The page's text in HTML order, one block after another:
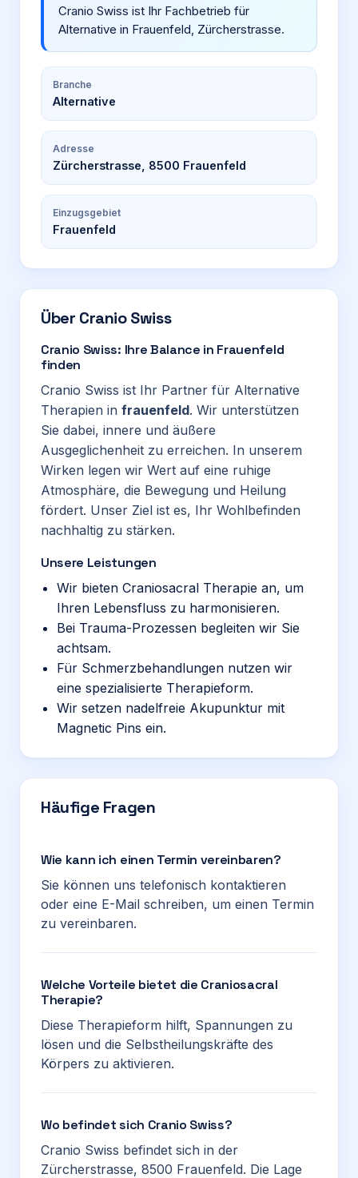
Cranio Swiss ist Ihr Fachbetrieb für
Alternative in Frauenfeld, Zürcherstrasse.
Branche
Alternative
Adresse
Zürcherstrasse, 8500 Frauenfeld
Einzugsgebiet
Frauenfeld
Über Cranio Swiss
Cranio Swiss: Ihre Balance in Frauenfeld
finden
Cranio Swiss ist Ihr Partner für Alternative
Therapien in frauenfeld. Wir unterstützen
Sie dabei, innere und äußere
Ausgeglichenheit zu erreichen. In unserem
Wirken legen wir Wert auf eine ruhige
Atmosphäre, die Bewegung und Heilung
fördert. Unser Ziel ist es, Ihr Wohlbefinden
nachhaltig zu stärken.
Unsere Leistungen
Wir bieten Craniosacral Therapie an, um
Ihren Lebensfluss zu harmonisieren.
Bei Trauma-Prozessen begleiten wir Sie
achtsam.
Für Schmerzbehandlungen nutzen wir
eine spezialisierte Therapieform.
Wir setzen nadelfreie Akupunktur mit
Magnetic Pins ein.
Häufige Fragen
Wie kann ich einen Termin vereinbaren?
Sie können uns telefonisch kontaktieren
oder eine E-Mail schreiben, um einen Termin
zu vereinbaren.
Welche Vorteile bietet die Craniosacral
Therapie?
Diese Therapieform hilft, Spannungen zu
lösen und die Selbstheilungskräfte des
Körpers zu aktivieren.
Wo befindet sich Cranio Swiss?
Cranio Swiss befindet sich in der
Zürcherstrasse, 8500 Frauenfeld. Die Lage